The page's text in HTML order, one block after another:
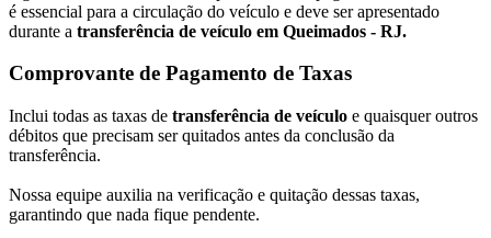
é essencial para a circulação do veículo e deve ser apresentado
durante a transferência de veículo em Queimados - RJ.
Comprovante de Pagamento de Taxas
Inclui todas as taxas de transferência de veículo e quaisquer outros
débitos que precisam ser quitados antes da conclusão da
transferência.
Nossa equipe auxilia na verificação e quitação dessas taxas,
garantindo que nada fique pendente.